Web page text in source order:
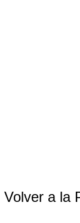
Volver a la